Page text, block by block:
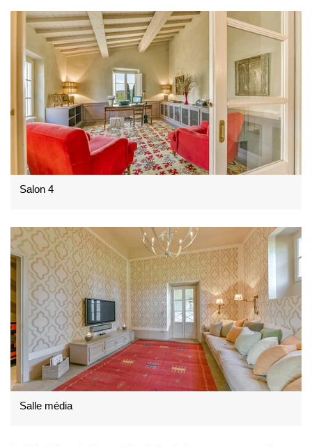
Salon 4
Salle média